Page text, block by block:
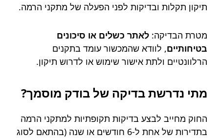
תיקון תקלות ובדיקות לפני הפעלה של מתקני הרמה.
מטרת הבדיקה: לאתר כשלים או סיכונים
בטיחותיים, לוודא שהמכשור עומד בתקנים
הרלוונטיים ולתת אישור שימוש או לדרוש תיקון.
מתי נדרשת בדיקה של בודק מוסמך?
החוק מחייב לבצע בדיקות תקופתיות למתקני הרמה
בתדירות של אחת ל-6 חודשים או שנה (בהתאם לסוג